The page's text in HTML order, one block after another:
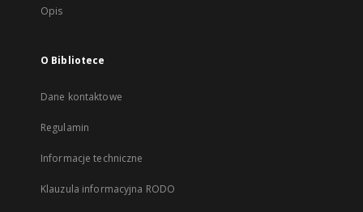
Opis
O Bibliotece
Dane kontaktowe
Regulamin
Informacje techniczne
Klauzula informacyjna RODO